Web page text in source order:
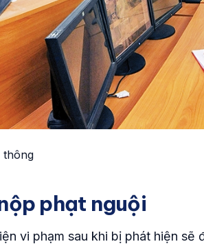
thông
phạt nguội
vi phạm sau khi bị phát hiện sẽ